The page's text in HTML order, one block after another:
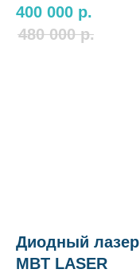
400 000 р.
480 000 р.
Диодный лазер
MBT LASER